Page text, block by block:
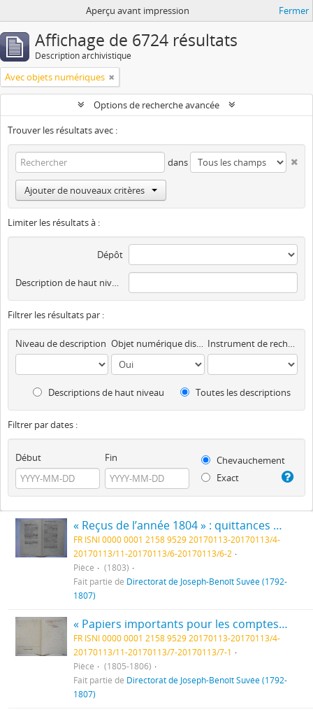
Aperçu avant impression Fermer
Affichage de 6724 résultats
Description archivistique
Avec objets numériques
Options de recherche avancée
Trouver les résultats avec :
dans
Ajouter de nouveaux critères
Limiter les résultats à :
Dépôt
Description de haut niveau
Filtrer les résultats par :
Niveau de description Objet numérique disponible Instrument de recherche
Descriptions de haut niveau Toutes les descriptions
Filtrer par dates :
Début Fin
Chevauchement
Exact
« Reçus de l’année 1804 » : quittances pour le paiement de fournitures, quittances pour le paiement de travaux, fol. 37 à 40
FR ISNI 0000 0001 2158 9529 20170113-20170113/4-
20170113/11-20170113/6-20170113/6-2
Pièce
(1803)
Fait partie de Directorat de Joseph-Benoît Suvée (1792-
1807)
« Papiers importants pour les comptes qui précèdent immédiatement 1806. Original du compte des 100 jours rendu au ministre jusqu’au 10 nivôse compte commence de l’an 1806. Etat detaillée de la même année : états des dépenses et de fonctionnement, état de dépenses pour travaux, quittance pour paiement de travaux, quittance pour paiement de fournitures, « Marche des modeles 10. n°48 », fol. 1 à 20
FR ISNI 0000 0001 2158 9529 20170113-20170113/4-
20170113/11-20170113/7-20170113/7-1
Pièce
(1805-1806)
Fait partie de Directorat de Joseph-Benoît Suvée (1792-
1807)